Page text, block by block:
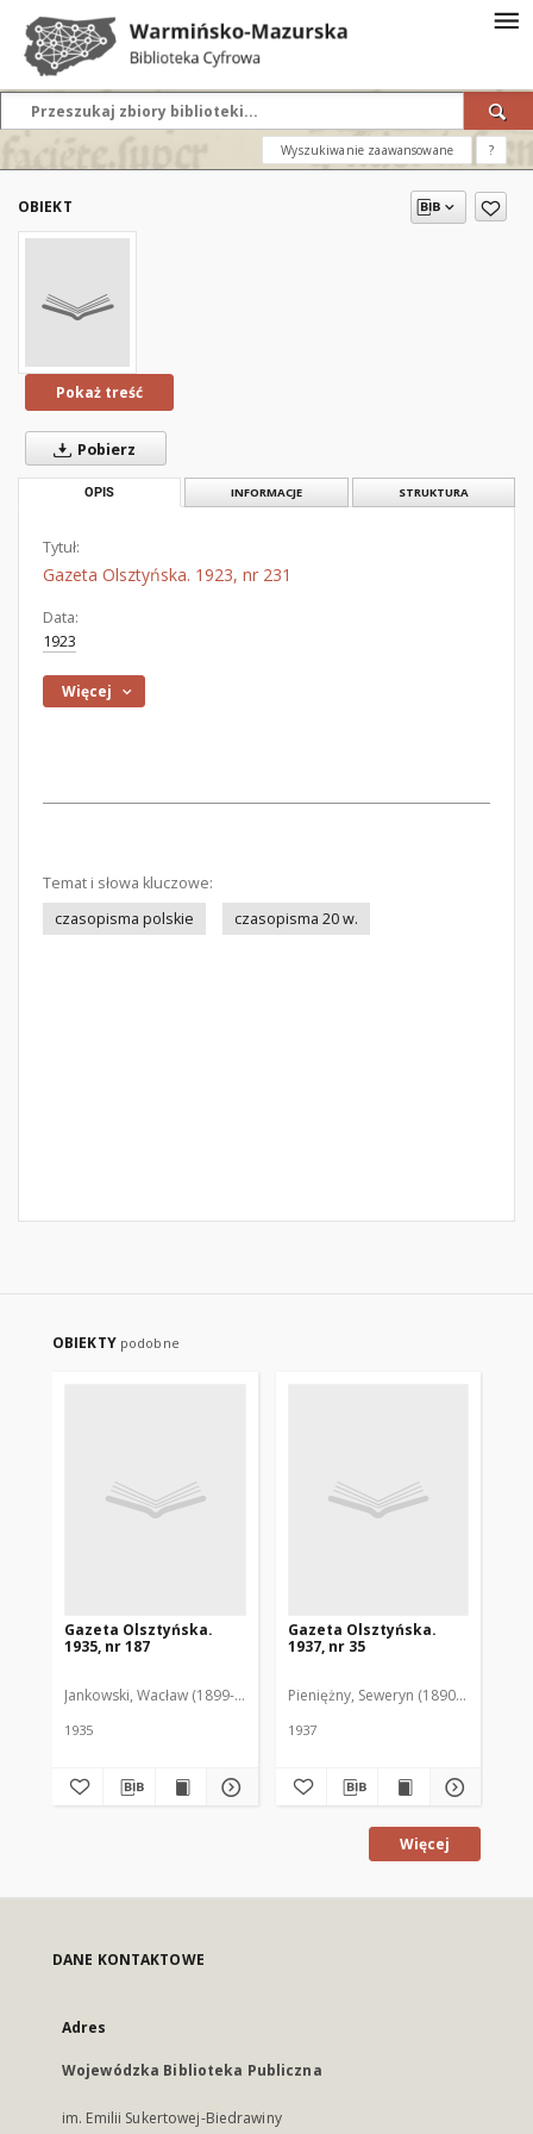
Wyszukiwanie zaawansowane ?
OBIEKT
Pokaż treść
Pobierz
OPIS INFORMACJE STRUKTURA
Tytuł:
Gazeta Olsztyńska. 1923, nr 231
Data:
1923
Więcej
Temat i słowa kluczowe:
czasopisma polskie
czasopisma 20 w.
OBIEKTY podobne
Gazeta Olsztyńska.
1935, nr 187
Jankowski, Wacław (1899-1975). Red.
1935
Gazeta Olsztyńska.
1937, nr 35
Pieniężny, Seweryn (1890-1940). Red.
1937
Więcej
DANE KONTAKTOWE
Adres
Wojewódzka Biblioteka Publiczna
im. Emilii Sukertowej-Biedrawiny